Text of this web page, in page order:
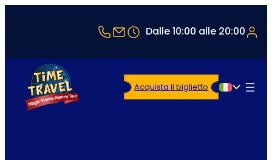
+43 1 5321514
office@timetravel-vienna.at
Dalle 10:00 alle 20:00
Italiano
Acquista il biglietto